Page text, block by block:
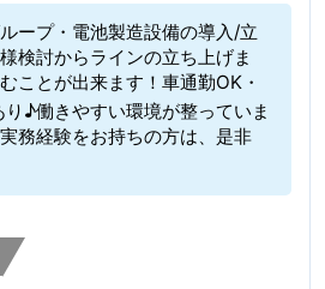
ープ・電池製造設備の導入/立
検討からラインの立ち上げま
ことが出来ます！車通勤OK・
♪働きやすい環境が整っていま
務経験をお持ちの方は、是非